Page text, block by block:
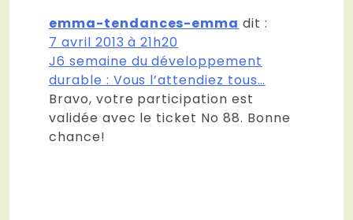
emma-tendances-emma dit :
7 avril 2013 à 21h20
J6 semaine du développement
durable : Vous l’attendiez tous…
Bravo, votre participation est
validée avec le ticket No 88. Bonne
chance!